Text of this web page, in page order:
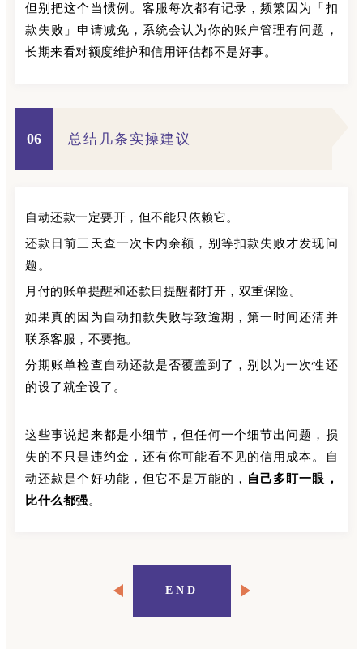
但别把这个当惯例。客服每次都有记录，频繁因为「扣
款失败」申请减免，系统会认为你的账户管理有问题，
长期来看对额度维护和信用评估都不是好事。
06 总结几条实操建议
自动还款一定要开，但不能只依赖它。
还款日前三天查一次卡内余额，别等扣款失败才发现问
题。
月付的账单提醒和还款日提醒都打开，双重保险。
如果真的因为自动扣款失败导致逾期，第一时间还清并
联系客服，不要拖。
分期账单检查自动还款是否覆盖到了，别以为一次性还
的设了就全设了。
这些事说起来都是小细节，但任何一个细节出问题，损
失的不只是违约金，还有你可能看不见的信用成本。自
动还款是个好功能，但它不是万能的， 自己多盯一眼，
比什么都强。
END